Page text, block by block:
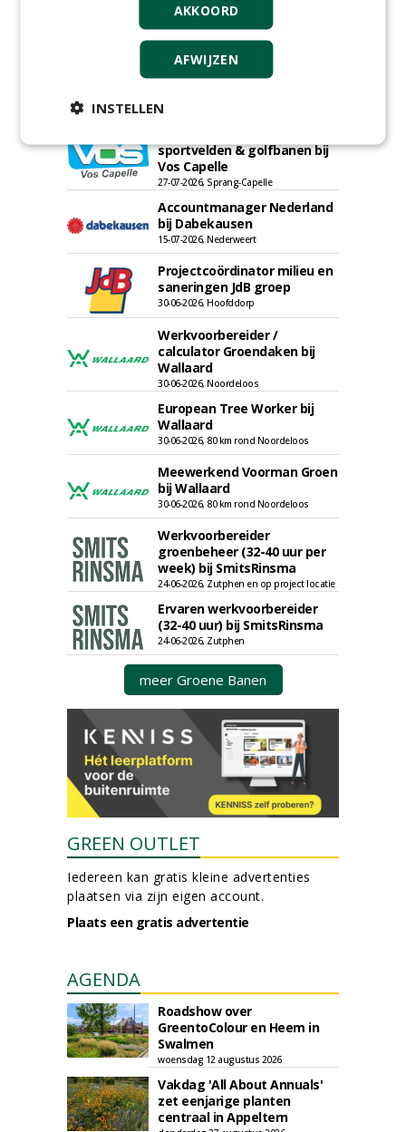
sportvelden & golfbanen bij
Vos Capelle
27-07-2026, Sprang-Capelle
Accountmanager Nederland
bij Dabekausen
15-07-2026, Nederweert
Projectcoördinator milieu en
saneringen JdB groep
30-06-2026, Hoofddorp
Werkvoorbereider /
calculator Groendaken bij
Wallaard
30-06-2026, Noordeloos
European Tree Worker bij
Wallaard
30-06-2026, 80 km rond Noordeloos
Meewerkend Voorman Groen
bij Wallaard
30-06-2026, 80 km rond Noordeloos
Werkvoorbereider
groenbeheer (32-40 uur per
week) bij SmitsRinsma
24-06-2026, Zutphen en op project locatie
Ervaren werkvoorbereider
(32-40 uur) bij SmitsRinsma
24-06-2026, Zutphen
meer Groene Banen
GREEN OUTLET
Iedereen kan gratis kleine advertenties
plaatsen via zijn eigen account.
Plaats een gratis advertentie
AGENDA
Roadshow over
GreentoColour en Heem in
Swalmen
woensdag 12 augustus 2026
Vakdag 'All About Annuals'
zet eenjarige planten
centraal in Appeltern
AKKOORD
AFWIJZEN
INSTELLEN